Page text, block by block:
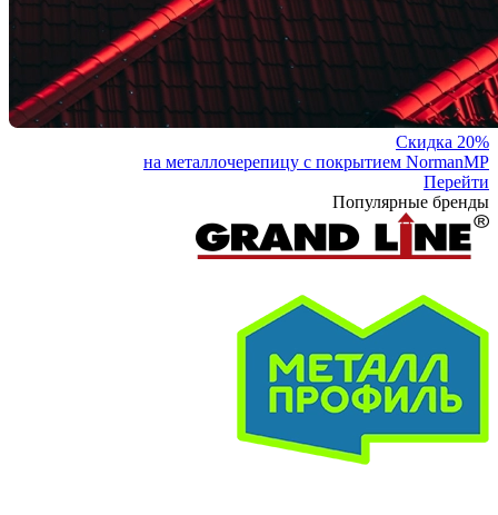
Скидка 20%
на металлочерепицу с покрытием NormanMP
Перейти
Популярные бренды